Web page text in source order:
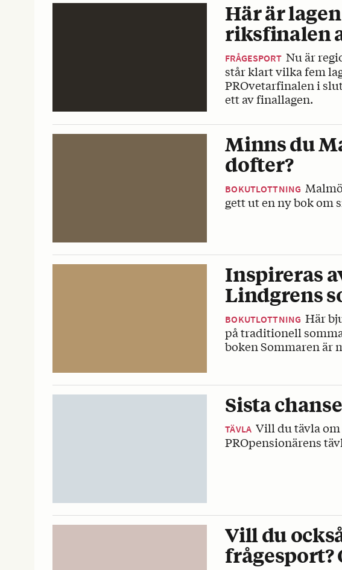
Här är
riksfinalen
FRÅGESPORT Nu är
står klart vilka fem
PROvetarfinalen i
ett av finallagen.
Minns du
dofter?
BOKUTLOTTNING
gett ut en ny bok om
Inspireras
Lindgrens
BOKUTLOTTNING Här
på traditionell
boken Sommaren är
Sista
TÄVLA Vill du tävla
PROpensionärens
Vill du
frågesport?